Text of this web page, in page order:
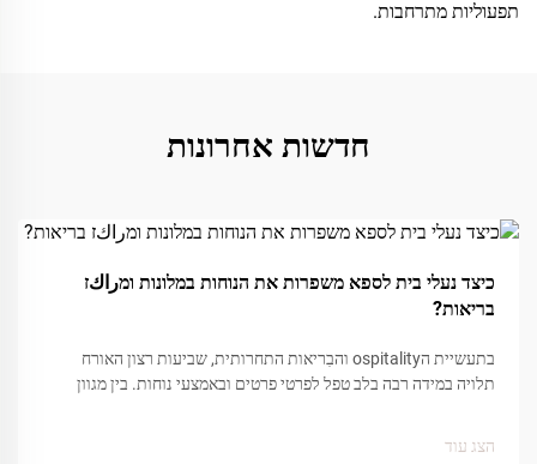
תפעוליות מתרחבות.
חדשות אחרונות
Dec
כיצד נעלי בית לספא משפרות את הנוחות במלונות ומراكז
בריאות?
בתעשיית הospitality והבִריאות התחרותית, שביעות רצון האורח
תלויה במידה רבה בלב טפל לפרטי פרטים ובאמצעי נוחות. בין מגוון
הצג עוד